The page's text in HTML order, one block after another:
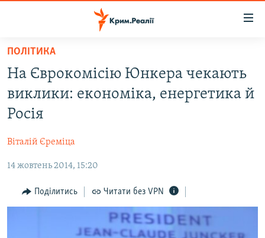
Перейти
основного
матеріалу
Перейти
до
основної
Перейти
пошуку
ВОДА.КРИМ
ВІДЕО ТА ФОТО
БЛОГИ
ПОГЛЯД
ІНТЕРВ'Ю
СПЕЦПРОЕКТИ
ПОЛІТИКА
На Єврокомісію Юнкера чекають
виклики: економіка, енергетика й
Росія
Віталій Єреміца
14 жовтень 2014, 15:20
Поділитись Читати без VPN